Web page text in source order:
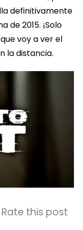
definitivamente
de 2015. ¡Solo
voy a ver el
la distancia.
Rate this post